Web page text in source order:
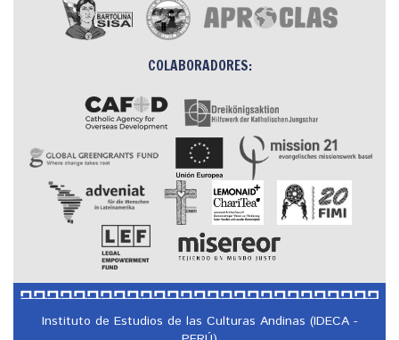
COLABORADORES:
Instituto de Estudios de las Culturas Andinas (IDECA -